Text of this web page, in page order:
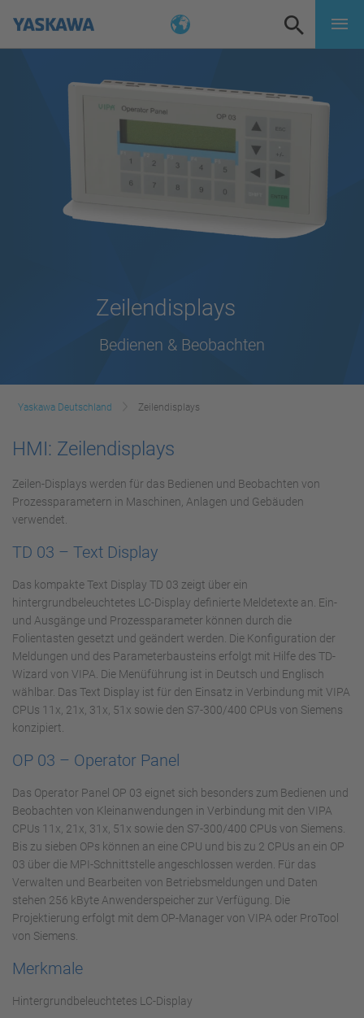
Zeilendisplays
Bedienen & Beobachten
Yaskawa Deutschland Zeilendisplays
HMI: Zeilendisplays
Zeilen-Displays werden für das Bedienen und Beobachten von
Prozessparametern in Maschinen, Anlagen und Gebäuden
verwendet.
TD 03 – Text Display
Das kompakte Text Display TD 03 zeigt über ein
hintergrundbeleuchtetes LC-Display definierte Meldetexte an. Ein-
und Ausgänge und Prozessparameter können durch die
Folientasten gesetzt und geändert werden. Die Konfiguration der
Meldungen und des Parameterbausteins erfolgt mit Hilfe des TD-
Wizard von VIPA. Die Menüführung ist in Deutsch und Englisch
wählbar. Das Text Display ist für den Einsatz in Verbindung mit VIPA
CPUs 11x, 21x, 31x, 51x sowie den S7-300/400 CPUs von Siemens
konzipiert.
OP 03 – Operator Panel
Das Operator Panel OP 03 eignet sich besonders zum Bedienen und
Beobachten von Kleinanwendungen in Verbindung mit den VIPA
CPUs 11x, 21x, 31x, 51x sowie den S7-300/400 CPUs von Siemens.
Bis zu sieben OPs können an eine CPU und bis zu 2 CPUs an ein OP
03 über die MPI-Schnittstelle angeschlossen werden. Für das
Verwalten und Bearbeiten von Betriebsmeldungen und Daten
stehen 256 kByte Anwenderspeicher zur Verfügung. Die
Projektierung erfolgt mit dem OP-Manager von VIPA oder ProTool
von Siemens.
Merkmale
Hintergrundbeleuchtetes LC-Display